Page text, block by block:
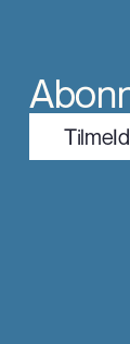
TilmeId